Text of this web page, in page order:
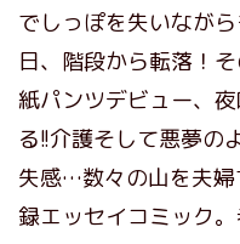
でしっぽを失いなが
日、階段から転落！
紙パンツデビュー、
る!!介護そして悪夢の
失感…数々の山を夫
録エッセイコミック